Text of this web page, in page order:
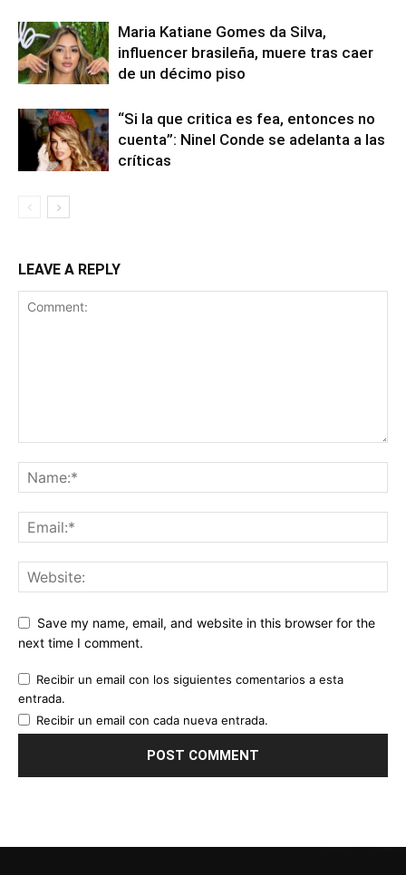
Maria Katiane Gomes da Silva,
influencer brasileña, muere tras caer
de un décimo piso
“Si la que critica es fea, entonces no
cuenta”: Ninel Conde se adelanta a las
críticas
LEAVE A REPLY
Save my name, email, and website in this browser for the
next time I comment.
Recibir un email con los siguientes comentarios a esta
entrada.
Recibir un email con cada nueva entrada.